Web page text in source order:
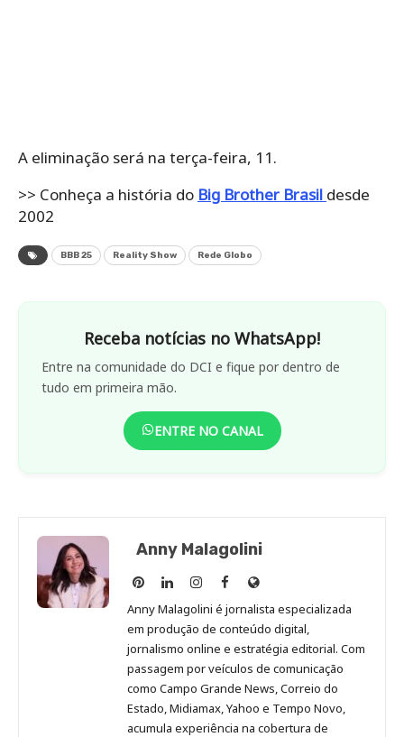
A eliminação será na terça-feira, 11.
>> Conheça a história do Big Brother Brasil desde
2002
BBB 25 Reality Show Rede Globo
Receba notícias no WhatsApp!
Entre na comunidade do DCI e fique por dentro de
tudo em primeira mão.
ENTRE NO CANAL
Anny Malagolini
Anny
Malagolini
no
Pinterest
Anny
Malagolini
no
LinkedIn
Anny
Malagolini
no
Instagram
Anny
Malagolini
no
Facebook
Site
de
Anny
Malagolini
Anny Malagolini é jornalista especializada
em produção de conteúdo digital,
jornalismo online e estratégia editorial. Com
passagem por veículos de comunicação
como Campo Grande News, Correio do
Estado, Midiamax, Yahoo e Tempo Novo,
acumula experiência na cobertura de